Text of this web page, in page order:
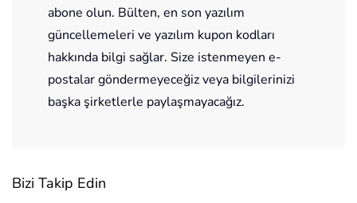
abone olun. Bülten, en son yazılım
güncellemeleri ve yazılım kupon kodları
hakkında bilgi sağlar. Size istenmeyen e-
postalar göndermeyeceğiz veya bilgilerinizi
başka şirketlerle paylaşmayacağız.
Bizi Takip Edin